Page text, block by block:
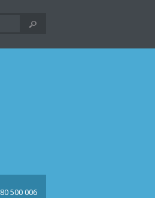
500 006